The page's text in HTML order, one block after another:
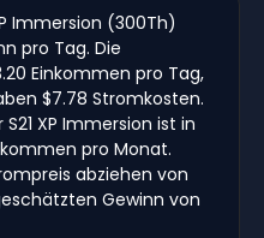
Immersion (300Th)
pro Tag. Die
Einkommen pro Tag,
$7.78 Stromkosten.
XP Immersion ist in
pro Monat.
abziehen von
Gewinn von